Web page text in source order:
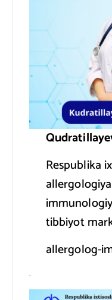
Respublika
tibbiyot
allergolog-
.